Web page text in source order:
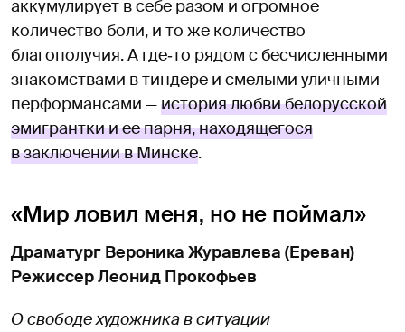
аккумулирует в себе разом и огромное
количество боли, и то же количество
благополучия. А где‑то рядом с бесчисленными
знакомствами в тиндере и смелыми уличными
перформансами —история любви белорусской
эмигрантки и ее парня, находящегося
в заключении в Минске.
«Мир ловил меня, но не поймал»
Драматург Вероника Журавлева (Ереван)
Режиссер Леонид Прокофьев
О свободе художника в ситуации